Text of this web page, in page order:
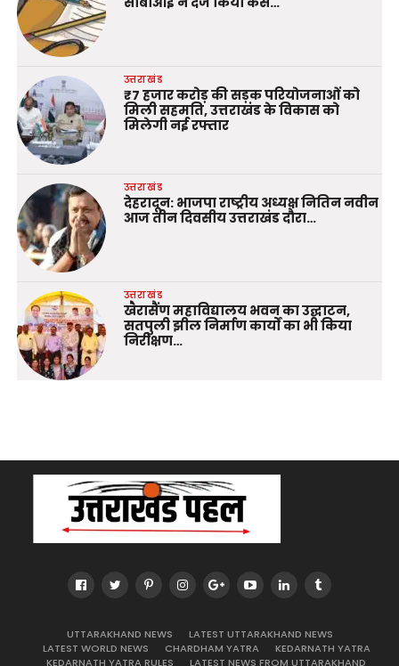
उत्तराखंड
₹7 हजार करोड़ की सड़क परियोजनाओं को
मिली सहमति, उत्तराखंड के विकास को
मिलेगी नई रफ्तार
उत्तराखंड
देहरादून: भाजपा राष्ट्रीय अध्यक्ष नितिन नवीन
आज तीन दिवसीय उत्तराखंड दौरा…
उत्तराखंड
खैरासैंण महाविद्यालय भवन का उद्घाटन,
सतपुली झील निर्माण कार्यों का भी किया
निरीक्षण…
UTTARAKHAND NEWS
LATEST UTTARAKHAND NEWS
LATEST WORLD NEWS
CHARDHAM YATRA
KEDARNATH YATRA
KEDARNATH YATRA RULES
LATEST NEWS FROM UTTARAKHAND